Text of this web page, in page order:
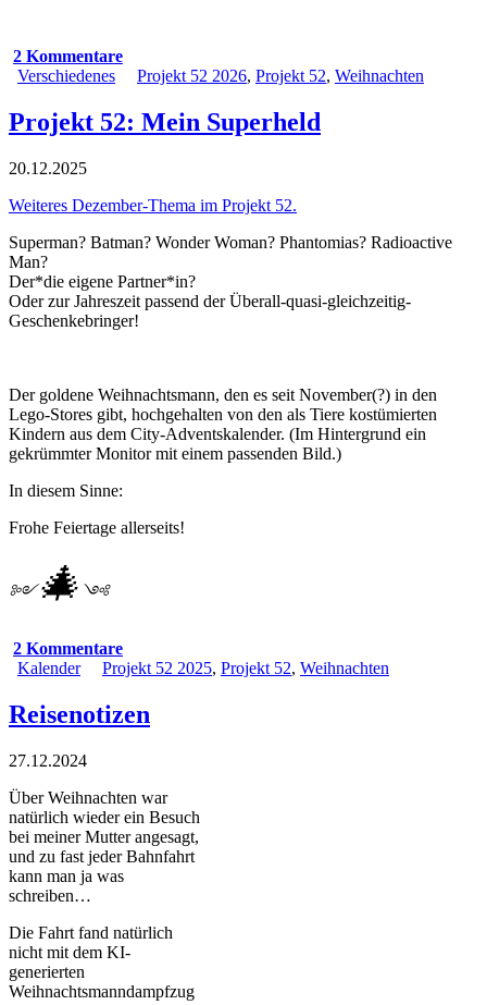
2 Kommentare
Verschiedenes
Projekt 52 2026, Projekt 52, Weihnachten
Projekt 52: Mein Superheld
20.12.2025
Weiteres Dezember-Thema im Projekt 52.
Superman? Batman? Wonder Woman? Phantomias? Radioactive
Man?
Der*die eigene Partner*in?
Oder zur Jahreszeit passend der Überall-quasi-gleichzeitig-
Geschenkebringer!
Der goldene Weihnachtsmann, den es seit November(?) in den
Lego-Stores gibt, hochgehalten von den als Tiere kostümierten
Kindern aus dem City-Adventskalender. (Im Hintergrund ein
gekrümmter Monitor mit einem passenden Bild.)
In diesem Sinne:
Frohe Feiertage allerseits!
༻🎄 ༺
2 Kommentare
Kalender
Projekt 52 2025, Projekt 52, Weihnachten
Reisenotizen
27.12.2024
Über Weihnachten war
natürlich wieder ein Besuch
bei meiner Mutter angesagt,
und zu fast jeder Bahnfahrt
kann man ja was
schreiben…
Die Fahrt fand natürlich
nicht mit dem KI-
generierten
Weihnachtsmanndampfzug